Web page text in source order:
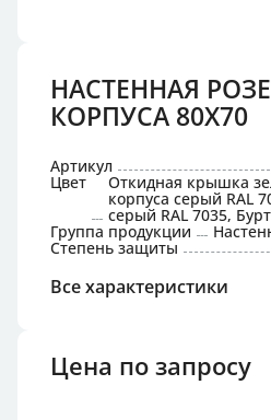
НАСТЕННАЯ
КОРПУСА 80X70
Артикул
Цвет Откидная крышка
корпуса серый RAL
серый RAL 7035,
Группа продукции
Степень защиты
Все характеристики
Цена по запросу